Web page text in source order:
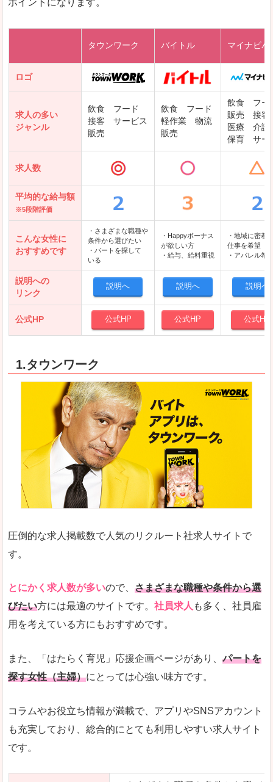
DODAエンジニア IT
クリーデンス
テンプスタッフ
アパレル転職なび
ポイントになります。
タウンワーク バイトル マイナビバ
ロゴ
求人の多い
ジャンル
飲食 フード
接客 サービス
販売
飲食 フード
軽作業 物流
販売
飲食 フー
販売 接客
医療 介護
保育 サー
求人数
平均的な給与額
※5段階評価
こんな女性に
おすすめです
・さまざまな職種や
条件から選びたい
・パートを探して
いる
・Happyボーナス
が欲しい方
・給与、給料重視
・地域に密着
仕事を希望
・アパレル希
説明への
リンク
説明へ 説明へ 説明へ
公式HP 公式HP 公式HP 公式HP
1.タウンワーク
圧倒的な求人掲載数で人気のリクルート社求人サイトで
す。
とにかく求人数が多いので、 さまざまな職種や条件から選
びたい方には最適のサイトです。 社員求人 も多く、社員雇
用を考えている方にもおすすめです。
また、「はたらく育児」応援企画ページがあり、パートを
探す女性（主婦）にとっては心強い味方です。
コラムやお役立ち情報が満載で、アプリやSNSアカウント
も充実しており、総合的にとても利用しやすい求人サイト
です。